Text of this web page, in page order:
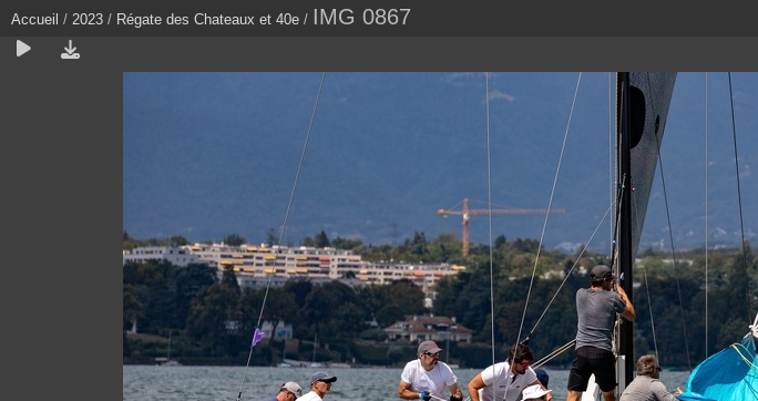
Accueil / 2023 / Régate des Chateaux et 40e / IMG 0867